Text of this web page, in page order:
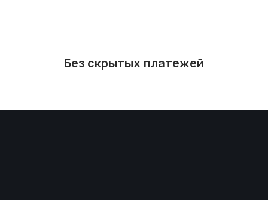
Без скрытых платежей